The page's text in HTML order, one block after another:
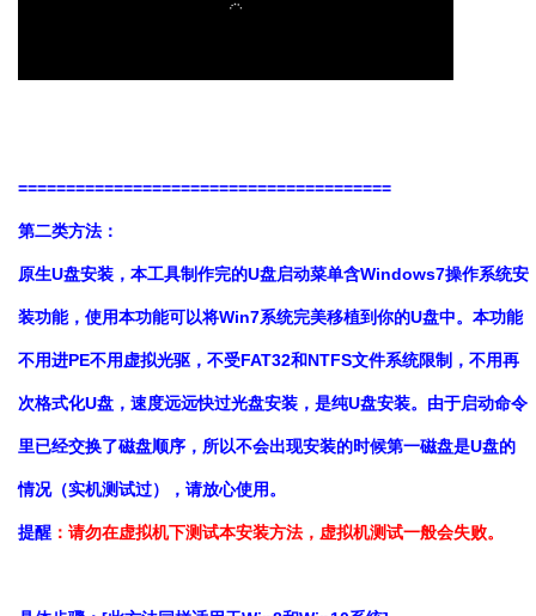
=======================================
第二类方法：
原生U盘安装，本工具制作完的U盘启动菜单含Windows7操作系统安
装功能，使用本功能可以将Win7系统完美移植到你的U盘中。本功能
不用进PE不用虚拟光驱，不受FAT32和NTFS文件系统限制，不用再
次格式化U盘，速度远远快过光盘安装，是纯U盘安装。由于启动命令
里已经交换了磁盘顺序，所以不会出现安装的时候第一磁盘是U盘的
情况（实机测试过），请放心使用。
提醒 ：请勿在虚拟机下测试本安装方法，虚拟机测试一般会失败。